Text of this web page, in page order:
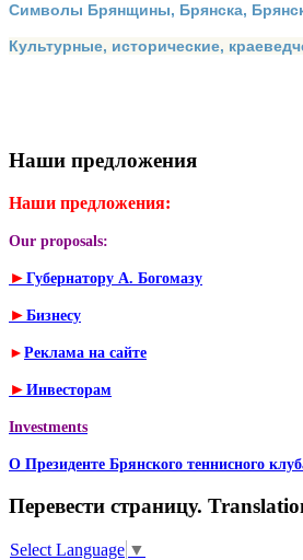
Символы Брянщины, Брянска,
Культурные, исторические,
Наши предложения
Наши предложения:
Our proposals:
► Губернатору А. Богомазу
► Бизнесу
► Реклама на сайте
► Инвесторам
Investments
О Президенте Брянского теннисного
Перевести страницу.
Select Language ▼